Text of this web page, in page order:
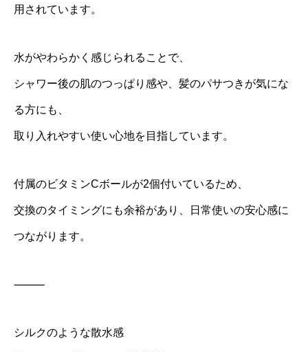
用されています。
水がやわらかく感じられることで、
シャワー後の肌のつっぱり感や、髪のパサつきが気にな
る方にも、
取り入れやすい使い心地を目指しています。
付属のビタミンCボールが2個付いているため、
交換のタイミングにも余裕があり、日常使いの安心感に
つながります。
⸻
シルクのような散水感